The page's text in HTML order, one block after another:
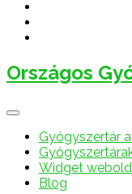
Országos
Gyógyszertár
Widget
Blog